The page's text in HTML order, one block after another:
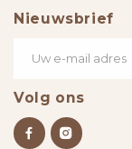
Nieuwsbrief
Volg ons